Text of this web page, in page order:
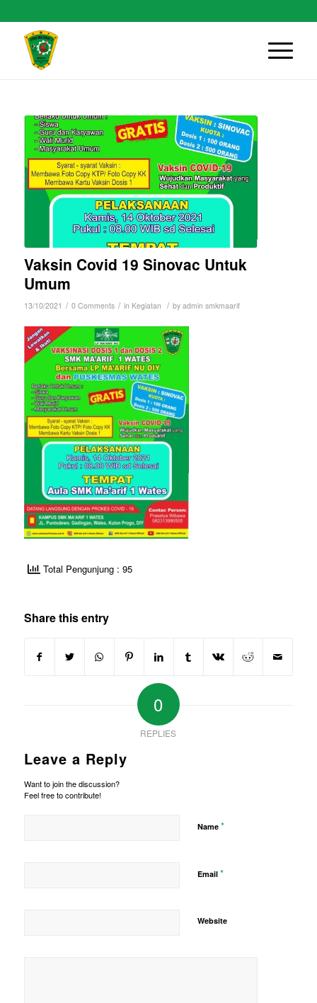
Vaksin Covid 19 Sinovac Untuk
Umum
13/10/2021 / 0 Comments / in Kegiatan / by admin smkmaarif
Total Pengunjung : 95
Share this entry
0
REPLIES
Leave a Reply
Want to join the discussion?
Feel free to contribute!
Name *
Email *
Website